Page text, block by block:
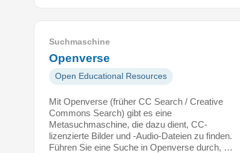
n
d
i
s
s
e
r
t
a
t
Suchmaschine
Openverse
Open Educational Resources
Mit Openverse (früher CC Search / Creative
Commons Search) gibt es eine
Metasuchmaschine, die dazu dient, CC-
lizenzierte Bilder und -Audio-Dateien zu finden.
Führen Sie eine Suche in Openverse durch, …